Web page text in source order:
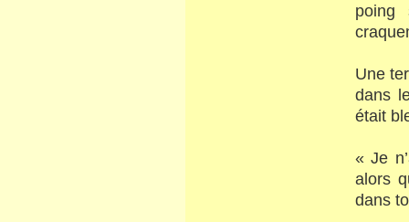
poing
Une
dans
était
« Je
alors
dans